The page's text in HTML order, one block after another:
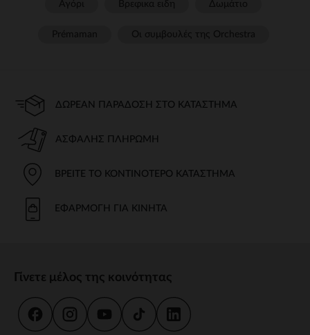
ΔΩΡΕΆΝ ΠΑΡΆΔΟΣΗ ΣΤΟ ΚΑΤΆΣΤΗΜΑ
ΑΣΦΑΛΉΣ ΠΛΗΡΩΜΉ
ΒΡΕΊΤΕ ΤΟ ΚΟΝΤΙΝΌΤΕΡΟ ΚΑΤΆΣΤΗΜΑ
ΕΦΑΡΜΟΓΉ ΓΙΑ ΚΙΝΗΤΆ
Γίνετε μέλος της κοινότητας